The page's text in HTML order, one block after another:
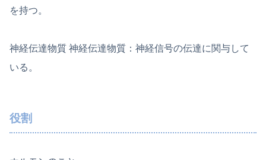
を持つ。
神経伝達物質 神経伝達物質：神経信号の伝達に関与して
いる。
役割